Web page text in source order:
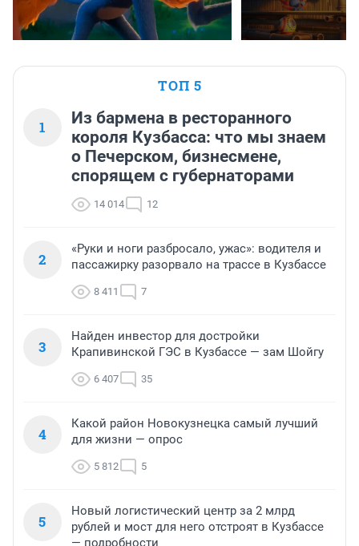
ТОП 5
1
Из бармена в ресторанного
короля Кузбасса: что мы знаем
о Печерском, бизнесмене,
спорящем с губернаторами
14 014 12
2
«Руки и ноги разбросало, ужас»: водителя и
пассажирку разорвало на трассе в Кузбассе
8 411 7
3
Найден инвестор для достройки
Крапивинской ГЭС в Кузбассе — зам Шойгу
6 407 35
4
Какой район Новокузнецка самый лучший
для жизни — опрос
5 812 5
5
Новый логистический центр за 2 млрд
рублей и мост для него отстроят в Кузбассе
— подробности